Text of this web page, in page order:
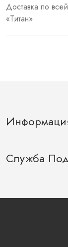
Доставка по
«Титан».
Служба